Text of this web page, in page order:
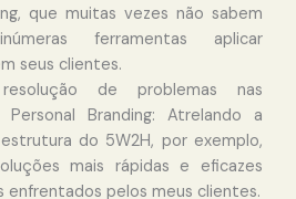
que muitas vezes não sabem
ferramentas aplicar
seus clientes.
de problemas nas
Branding: Atrelando a
do 5W2H, por exemplo,
mais rápidas e eficazes
enfrentados pelos meus clientes.